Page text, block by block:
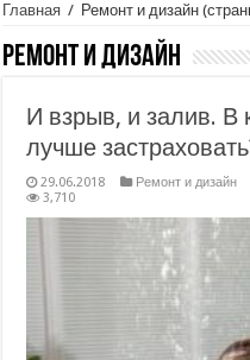
Главная / Ремонт и дизайн
Ремонт и дизайн
И взрыв, и залив. В
лучше
29.06.2018 Ремонт и дизайн
3,710